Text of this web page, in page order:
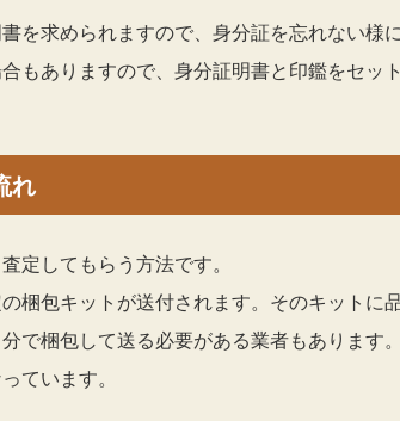
を求められますので、身分証を忘れない様
もありますので、身分証明書と印鑑をセッ
れ
定してもらう方法です。
梱包キットが送付されます。そのキット
で梱包して送る必要がある業者もあります。
ています。